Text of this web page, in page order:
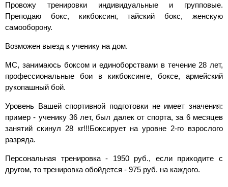
Провожу тренировки индивидуальные и групповые.
Преподаю бокс, кикбоксинг, тайский бокс, женскую
самооборону.
Возможен выезд к ученику на дом.
МС, занимаюсь боксом и единоборствами в течение 28 лет,
профессиональные бои в кикбоксинге, боксе, армейский
рукопашный бой.
Уровень Вашей спортивной подготовки не имеет значения:
пример - ученику 36 лет, был далек от спорта, за 6 месяцев
занятий скинул 28 кг!!!Боксирует на уровне 2-го взрослого
разряда.
Персональная тренировка - 1950 руб., если приходите с
другом, то тренировка обойдется - 975 руб. на каждого.